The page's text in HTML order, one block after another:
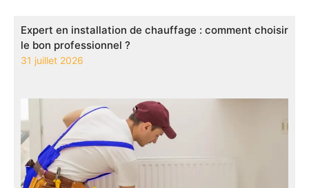
Expert en installation de chauffage : comment choisir
le bon professionnel ?
31 juillet 2026